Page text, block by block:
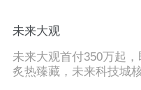
未来大观
未来大观首付350万起
炙热臻藏，未来科技城